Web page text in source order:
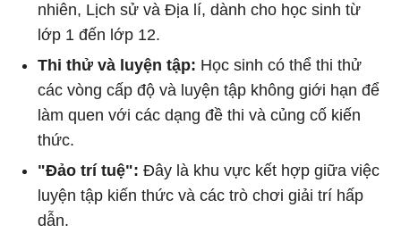
nhiên, Lịch sử và Địa lí, dành cho học sinh từ
lớp 1 đến lớp 12.
Thi thử và luyện tập: Học sinh có thể thi thử
các vòng cấp độ và luyện tập không giới hạn để
làm quen với các dạng đề thi và củng cố kiến
thức.
"Đảo trí tuệ": Đây là khu vực kết hợp giữa việc
luyện tập kiến thức và các trò chơi giải trí hấp
dẫn.